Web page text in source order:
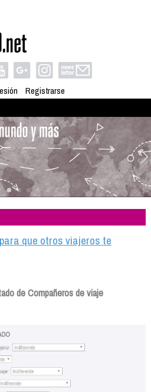
Registrarse
que otros viajeros te
de Compañeros de viaje